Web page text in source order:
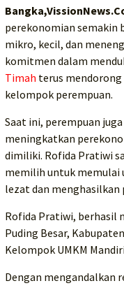
perekonomian semakin
mikro, kecil, dan
komitmen dalam
Timah terus
kelompok perempuan.
Saat ini, perempuan
meningkatkan
dimiliki. Rofida Pratiwi
memilih untuk memulai
lezat dan menghasilkan
Rofida Pratiwi, berhasil
Puding Besar,
Kelompok UMKM
Dengan mengandalkan